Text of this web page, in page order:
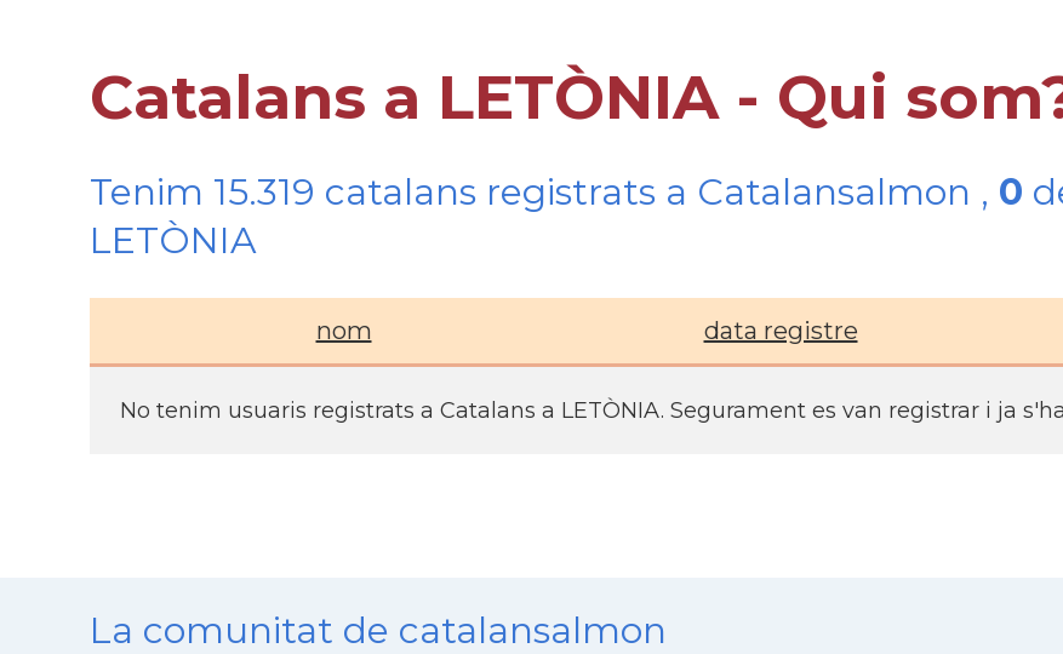
Catalans a LETÒNIA - Qui
Tenim 15.319 catalans registrats a Catalansalmon , 0
LETÒNIA
nom data registre
No tenim usuaris registrats a Catalans a LETÒNIA. Segurament es van registrar i ja
La comunitat de catalansalmon